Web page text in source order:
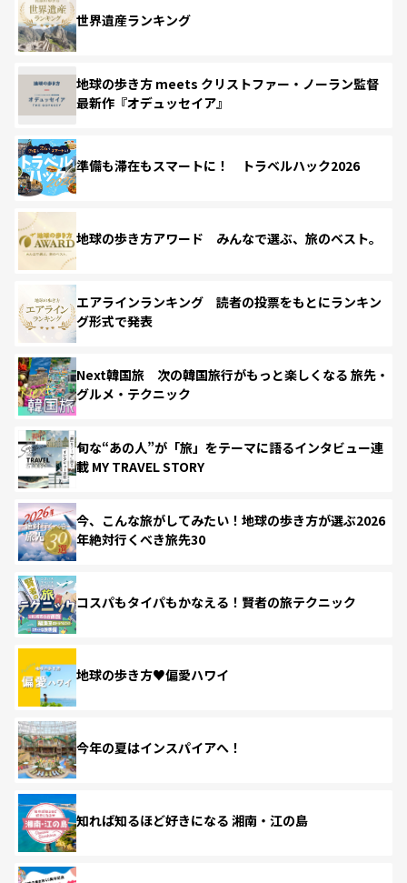
世界遺産ランキング
地球の歩き方 meets クリストファー・ノーラン監督
最新作『オデュッセイア』
準備も滞在もスマートに！ トラベルハック2026
地球の歩き方アワード みんなで選ぶ、旅のベスト。
エアラインランキング 読者の投票をもとにランキン
グ形式で発表
Next韓国旅 次の韓国旅行がもっと楽しくなる 旅先・
グルメ・テクニック
旬な“あの人”が「旅」をテーマに語るインタビュー連
載 MY TRAVEL STORY
今、こんな旅がしてみたい！地球の歩き方が選ぶ2026
年絶対行くべき旅先30
コスパもタイパもかなえる！賢者の旅テクニック
地球の歩き方♥偏愛ハワイ
今年の夏はインスパイアへ！
知れば知るほど好きになる 湘南・江の島